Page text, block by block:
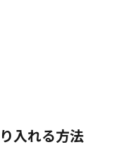
入れる方法